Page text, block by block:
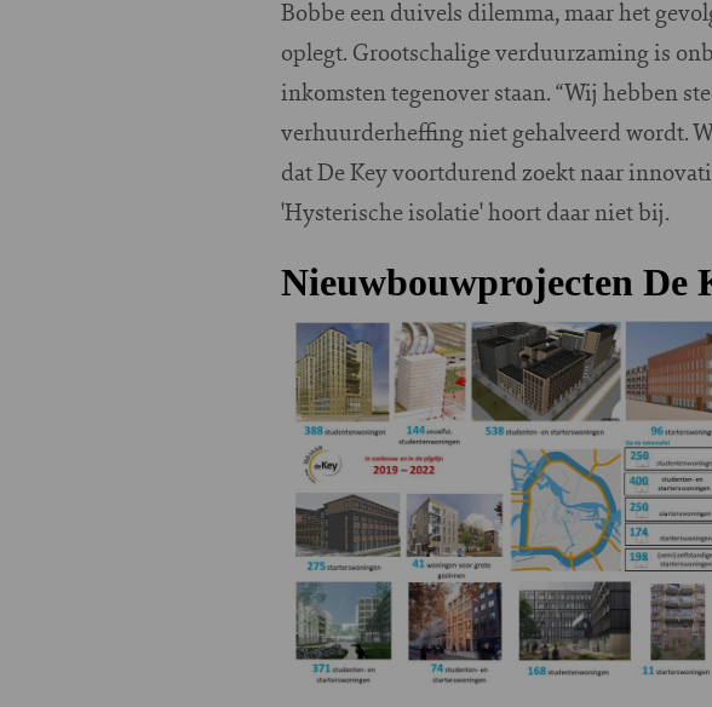
Bobbe een duivels dilemma, maar het
oplegt. Grootschalige verduurzaming is
inkomsten tegenover staan. “Wij hebben
verhuurderheffing niet gehalveerd wordt.
dat De Key voortdurend zoekt naar
'Hysterische isolatie' hoort daar niet bij.
Nieuwbouwprojecten De